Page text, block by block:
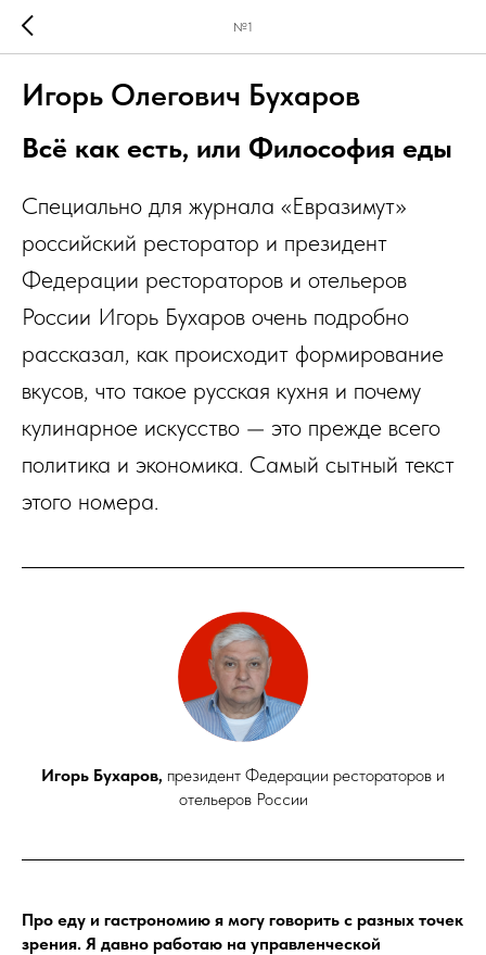
№1
Игорь Олегович Бухаров
Всё как есть, или Философия еды
Специально для журнала «Евразимут»
российский ресторатор и президент
Федерации рестораторов и отельеров
России Игорь Бухаров очень подробно
рассказал, как происходит формирование
вкусов, что такое русская кухня и почему
кулинарное искусство — это прежде всего
политика и экономика. Самый сытный текст
этого номера.
Игорь Бухаров, президент Федерации рестораторов и
отельеров России
Про еду и гастрономию я могу говорить с разных точек
зрения. Я давно работаю на управленческой